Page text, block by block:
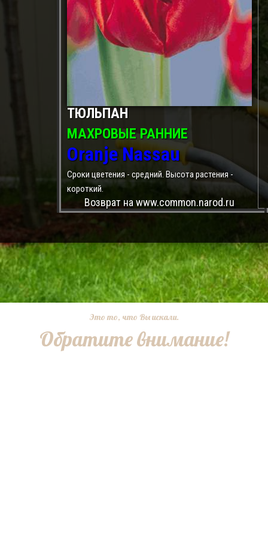
ТЮЛЬПАН
МАХРОВЫЕ РАННИЕ
Oranje Nassau
Сроки цветения - средний. Высота растения -
короткий.
Возврат на www.common.narod.ru
Это то, что Вы искали.
Обратите внимание!